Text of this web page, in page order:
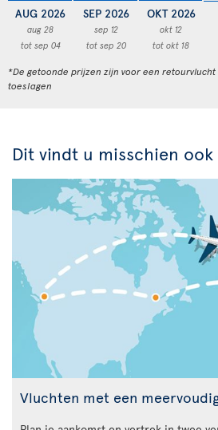
AUG 2026
aug 28
tot sep 04
SEP 2026
sep 12
tot sep 20
OKT 2026
okt 12
tot okt 18
*De getoonde prijzen zijn voor een
toeslagen
Dit vindt u misschien
Vluchten met een